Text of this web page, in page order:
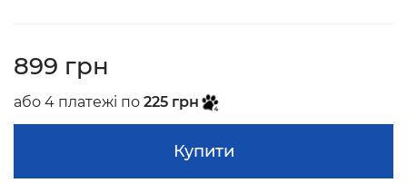
899 грн
або 4 платежі по 225 грн
Купити